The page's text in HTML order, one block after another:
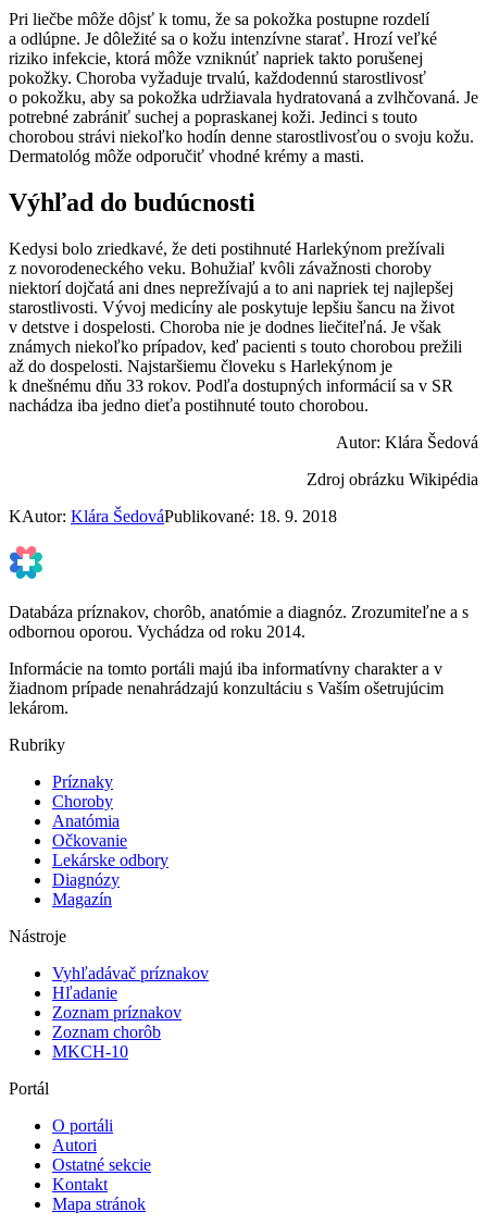
Pri liečbe môže dôjsť k tomu, že sa pokožka postupne rozdelí
a odlúpne. Je dôležité sa o kožu intenzívne starať. Hrozí veľké
riziko infekcie, ktorá môže vzniknúť napriek takto porušenej
pokožky. Choroba vyžaduje trvalú, každodennú starostlivosť
o pokožku, aby sa pokožka udržiavala hydratovaná a zvlhčovaná. Je
potrebné zabrániť suchej a popraskanej koži. Jedinci s touto
chorobou strávi niekoľko hodín denne starostlivosťou o svoju kožu.
Dermatológ môže odporučiť vhodné krémy a masti.
Výhľad do budúcnosti
Kedysi bolo zriedkavé, že deti postihnuté Harlekýnom prežívali
z novorodeneckého veku. Bohužiaľ kvôli závažnosti choroby
niektorí dojčatá ani dnes neprežívajú a to ani napriek tej najlepšej
starostlivosti. Vývoj medicíny ale poskytuje lepšiu šancu na život
v detstve i dospelosti. Choroba nie je dodnes liečiteľná. Je však
známych niekoľko prípadov, keď pacienti s touto chorobou prežili
až do dospelosti. Najstaršiemu človeku s Harlekýnom je
k dnešnému dňu 33 rokov. Podľa dostupných informácií sa v SR
nachádza iba jedno dieťa postihnuté touto chorobou.
Autor: Klára Šedová
Zdroj obrázku Wikipédia
KAutor: Klára ŠedováPublikované: 18. 9. 2018
Databáza príznakov, chorôb, anatómie a diagnóz. Zrozumiteľne a s
odbornou oporou. Vychádza od roku 2014.
Informácie na tomto portáli majú iba informatívny charakter a v
žiadnom prípade nenahrádzajú konzultáciu s Vaším ošetrujúcim
lekárom.
Rubriky
Príznaky
Choroby
Anatómia
Očkovanie
Lekárske odbory
Diagnózy
Magazín
Nástroje
Vyhľadávač príznakov
Hľadanie
Zoznam príznakov
Zoznam chorôb
MKCH-10
Portál
O portáli
Autori
Ostatné sekcie
Kontakt
Mapa stránok